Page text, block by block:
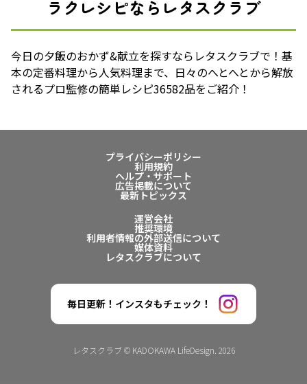
ラクレシピならレタスクラブ
今日の夕飯のおかず&献立を探すならレタスクラブで！基
本の定番料理から人気料理まで、日々のへとへとから解放
されるプロ監修の簡単レシピ36582品をご紹介！
プライバシーポリシー
利用規約
ヘルプ・サポート
広告掲載について
最新トピックス
運営会社
推奨環境
利用者情報の外部送信について
媒体資料
レタスクラブについて
毎日更新！インスタもチェック！
レタスクラブ © KADOKAWA LifeDesign. 2026